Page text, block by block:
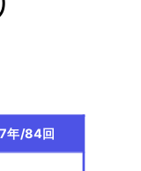
7年/84回